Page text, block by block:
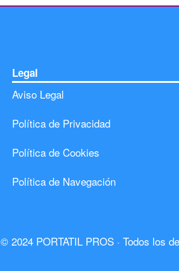
Legal
Aviso Legal
Política de Privacidad
Política de Cookies
Política de Navegación
© 2024 PORTATIL PROS · Todos los